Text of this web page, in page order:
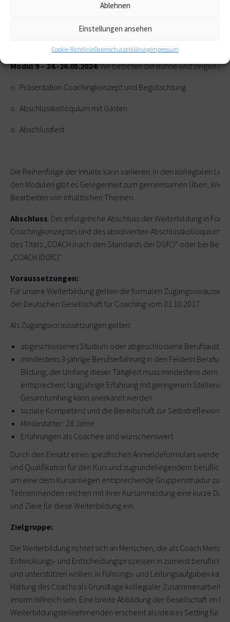
Ablehnen
Einstellungen ansehen
Cookie-RichtlinieDatenschutzerklärungImpressum
Blick über den Tellerrand
Modul 9– 24.-26.05.2024:Wir betreten die Bühne und zeigen
o Präsentation Coachingkonzept und Begutachtung
o Abschlusskolloquium mit Gästen
o Abschlussfest
Die Reihenfolge der Inhalte kann variieren. In den kollegialen
den Modulen gibt es Gelegenheit zum gemeinsamen Üben,
Bearbeiten von inhaltlichen Themen.
Abschluss: Der erfolgreiche Abschluss der Weiterbildung in
Coachingkonzeptes und des absolvierten Abschlusskolloquiums
des Titels „COACH (nach den Standards der DGfC)“ oder bei
„COACH (DGfC)“
Voraussetzungen:
Für unsere Weiterbildung gelten die formalen
der Deutschen Gesellschaft für Coaching vom 01.10.2017:
Als Zugangsvoraussetzungen gelten:
abgeschlossenes Studium oder abgeschlossene
mindestens 3-jährige Berufserfahrung in den Feldern
Bildung; der Umfang dieser Tätigkeit muss mindestens dem
entsprechen; langjährige Erfahrung mit geringerem
Gesamtumfang kann anerkannt werden
soziale Kompetenz und die Bereitschaft zur Selbstreflexion
Mindestalter: 28 Jahre
Erfahrungen als Coachee sind wünschenswert
Durch den Einsatz eines spezifischen Anmeldeformulars werden
und Qualifikation für den Kurs und zugrundeliegendem
um eine dem Kursanliegen entsprechende Gruppenstruktur zu
Teilnehmenden reichen mit ihrer Kursanmeldung eine kurze
und Ziele für diese Weiterbildung ein.
Zielgruppe:
Die Weiterbildung richtet sich an Menschen, die als Coach
Entwicklungs- und Entscheidungsprozessen in zumeist
und unterstützen wollen. In Führungs- und Leitungsaufgaben
Haltung des Coachs als Grundlage kollegialer Zusammenarbeit
enorm hilfreich sein. Eine breite Abbildung der Gesellschaft im
Weiterbildungsteilnehmenden erscheint als ideales Setting für